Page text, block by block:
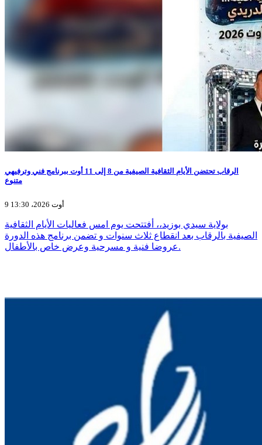
الرقاب تحتضن الأيام الثقافية الصيفية من 8 إلى 11 أوت ببرنامج فني وترفيهي
متنوع
9 أوت 2026، 13:30
بولاية سيدي بوزيد،، أفتتحت يوم امس فعاليات الأيام الثقافية
الصيفية بالرقاب بعد انقطاع ثلاث سنوات و تضمن برنامج هذه الدورة
عروضا فنية و مسرحية وعرض خاص بالأطفال.